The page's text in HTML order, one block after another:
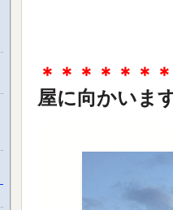
＊＊＊＊＊＊
屋に向かい